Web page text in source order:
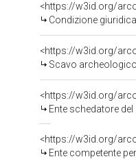
<https://w3id.org/
Condizione
<https://w3id.org/
Scavo
<https://w3id.org/
Ente schedatore del
<https://w3id.org/
Ente competente per